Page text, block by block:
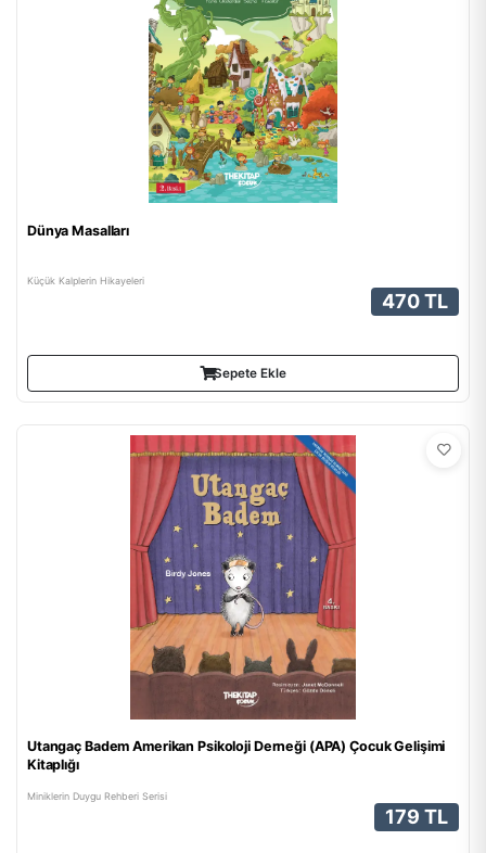
Dünya Masalları
Küçük Kalplerin Hikayeleri
470 TL
Sepete Ekle
Utangaç Badem Amerikan Psikoloji Derneği (APA) Çocuk Gelişimi
Kitaplığı
Miniklerin Duygu Rehberi Serisi
179 TL